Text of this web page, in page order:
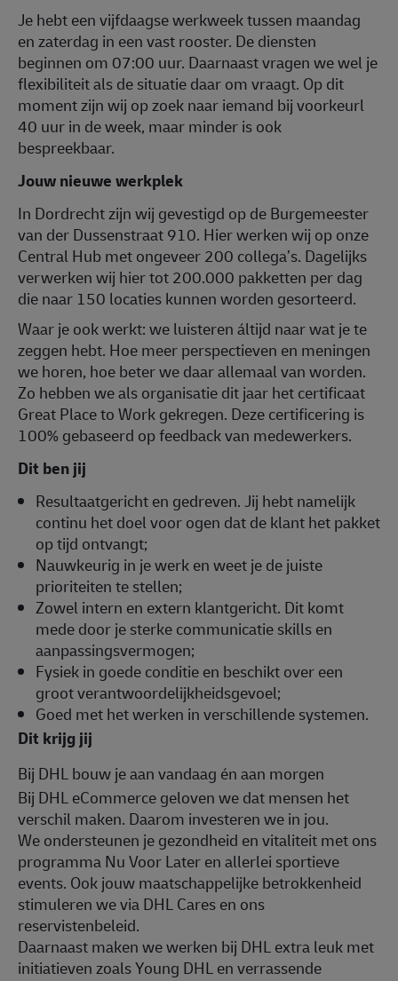
Je hebt een vijfdaagse werkweek tussen maandag
en zaterdag in een vast rooster. De diensten
beginnen om 07:00 uur. Daarnaast vragen we wel je
flexibiliteit als de situatie daar om vraagt. Op dit
moment zijn wij op zoek naar iemand bij voorkeurl
40 uur in de week, maar minder is ook
bespreekbaar.
Jouw nieuwe werkplek
In Dordrecht zijn wij gevestigd op de Burgemeester
van der Dussenstraat 910. Hier werken wij op onze
Central Hub met ongeveer 200 collega’s. Dagelijks
verwerken wij hier tot 200.000 pakketten per dag
die naar 150 locaties kunnen worden gesorteerd.
Waar je ook werkt: we luisteren áltijd naar wat je te
zeggen hebt. Hoe meer perspectieven en meningen
we horen, hoe beter we daar allemaal van worden.
Zo hebben we als organisatie dit jaar het certificaat
Great Place to Work gekregen. Deze certificering is
100% gebaseerd op feedback van medewerkers.
Dit ben jij
Resultaatgericht en gedreven. Jij hebt namelijk
continu het doel voor ogen dat de klant het pakket
op tijd ontvangt;
Nauwkeurig in je werk en weet je de juiste
prioriteiten te stellen;
Zowel intern en extern klantgericht. Dit komt
mede door je sterke communicatie skills en
aanpassingsvermogen;
Fysiek in goede conditie en beschikt over een
groot verantwoordelijkheidsgevoel;
Goed met het werken in verschillende systemen.
Dit krijg jij
Bij DHL bouw je aan vandaag én aan morgen
Bij DHL eCommerce geloven we dat mensen het
verschil maken. Daarom investeren we in jou.
We ondersteunen je gezondheid en vitaliteit met ons
programma Nu Voor Later en allerlei sportieve
events. Ook jouw maatschappelijke betrokkenheid
stimuleren we via DHL Cares en ons
reservistenbeleid.
Daarnaast maken we werken bij DHL extra leuk met
initiatieven zoals Young DHL en verrassende